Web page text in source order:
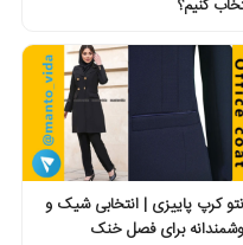
کنیم؟
کرپ پاییزی | انتخابی شیک و
برای فصل خنک